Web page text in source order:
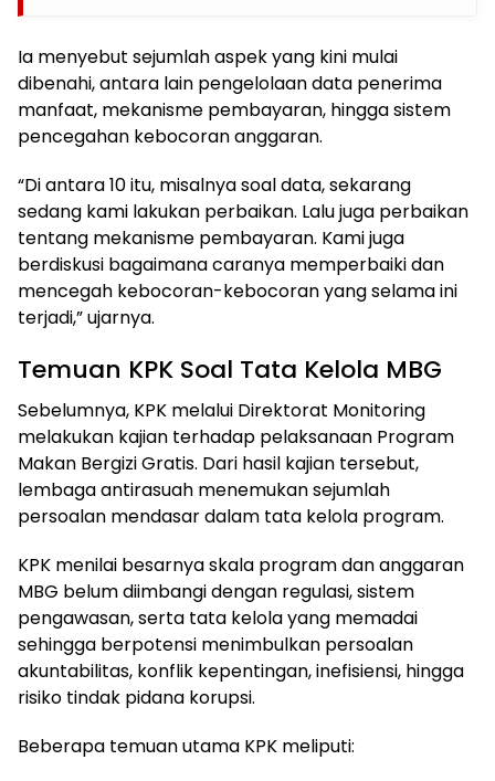
Ia menyebut sejumlah aspek yang kini mulai
dibenahi, antara lain pengelolaan data penerima
manfaat, mekanisme pembayaran, hingga sistem
pencegahan kebocoran anggaran.
“Di antara 10 itu, misalnya soal data, sekarang
sedang kami lakukan perbaikan. Lalu juga perbaikan
tentang mekanisme pembayaran. Kami juga
berdiskusi bagaimana caranya memperbaiki dan
mencegah kebocoran-kebocoran yang selama ini
terjadi,” ujarnya.
Temuan KPK Soal Tata Kelola MBG
Sebelumnya, KPK melalui Direktorat Monitoring
melakukan kajian terhadap pelaksanaan Program
Makan Bergizi Gratis. Dari hasil kajian tersebut,
lembaga antirasuah menemukan sejumlah
persoalan mendasar dalam tata kelola program.
KPK menilai besarnya skala program dan anggaran
MBG belum diimbangi dengan regulasi, sistem
pengawasan, serta tata kelola yang memadai
sehingga berpotensi menimbulkan persoalan
akuntabilitas, konflik kepentingan, inefisiensi, hingga
risiko tindak pidana korupsi.
Beberapa temuan utama KPK meliputi: